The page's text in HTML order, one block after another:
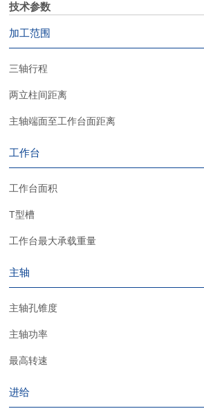
技术参数
加工范围
三轴行程
两立柱间距离
主轴端面至工作台面距离
工作台
工作台面积
T型槽
工作台最大承载重量
主轴
主轴孔锥度
主轴功率
最高转速
进给